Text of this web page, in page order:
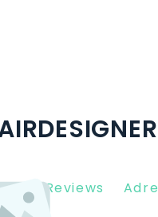
Reviews